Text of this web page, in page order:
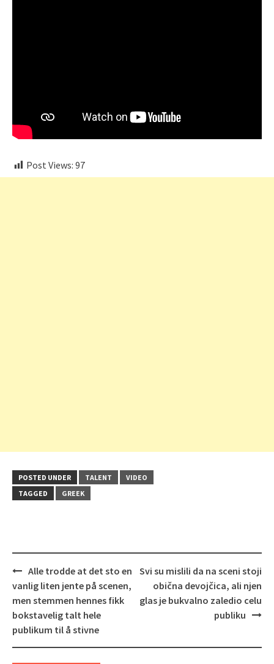
Post Views: 97
POSTED UNDER TALENT
VIDEO
TAGGED
GREEK
Post
navigation
Alle trodde at det sto en
vanlig liten jente på scenen,
men stemmen hennes fikk
bokstavelig talt hele
publikum til å stivne
Svi su mislili da na sceni stoji
obična devojčica, ali njen
glas je bukvalno zaledio celu
publiku